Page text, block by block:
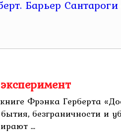
Фрэнка Герберта
безграничности и
...